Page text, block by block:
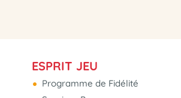
ESPRIT JEU
Programme de Fidélité